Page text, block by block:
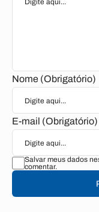
Nome (Obrigatório)
E-mail (Obrigatório)
Salvar meus dados
comentar.